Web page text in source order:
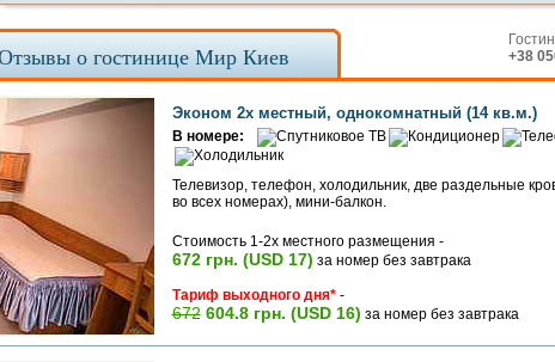
о гостинице Мир Киев
+38
Эконом 2х местный, однокомнатный (14 кв.м.)
В номере:
Телевизор, телефон, холодильник, две раздельные
во всех номерах), мини-балкон.
Стоимость 1-2х местного размещения -
672 грн. (USD 17) за номер без завтрака
Тариф выходного дня*-
672 604.8 грн. (USD 16) за номер без завтрака